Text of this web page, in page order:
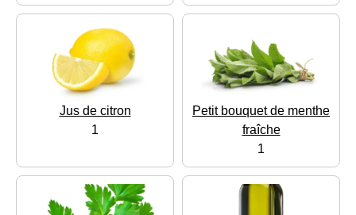
Jus de citron
1
Petit bouquet de menthe
fraîche
1